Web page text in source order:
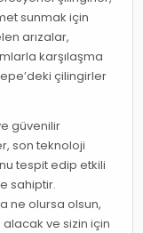
sunmak için
arızalar,
karşılaşma
çilingirler
güvenilir
son teknoloji
tespit edip etkili
sahiptir.
ne olursa olsun,
ve sizin için